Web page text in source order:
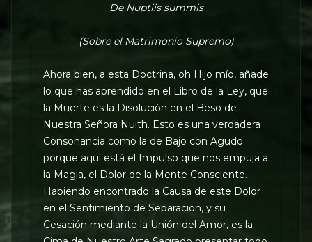
De Nuptiis summis
(Sobre el Matrimonio Supremo)
Ahora bien, a esta Doctrina, oh Hijo mío, añade
lo que has aprendido en el Libro de la Ley, que
la Muerte es la Disolución en el Beso de
Nuestra Señora Nuith. Esto es una verdadera
Consonancia como la de Bajo con Agudo;
porque aquí está el Impulso que nos empuja a
la Magia, el Dolor de la Mente Consciente.
Habiendo encontrado la Causa de este Dolor
en el Sentimiento de Separación, y su
Cesación mediante la Unión del Amor, es la